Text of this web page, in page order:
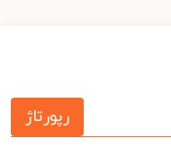
رپورتاژ